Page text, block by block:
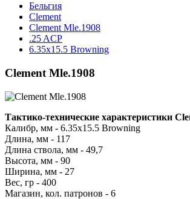
Бельгия
Clement
Clement Mle.1908
.25 ACP
6.35x15.5 Browning
Clement Mle.1908
Тактико-технические характеристики
Калибр, мм - 6.35x15.5 Browning
Длина, мм - 117
Длина ствола, мм - 49,7
Высота, мм - 90
Ширина, мм - 27
Вес, гр - 400
Магазин, кол. патронов - 6